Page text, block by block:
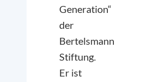
Generation“
der
Bertelsmann
Stiftung.
Er ist